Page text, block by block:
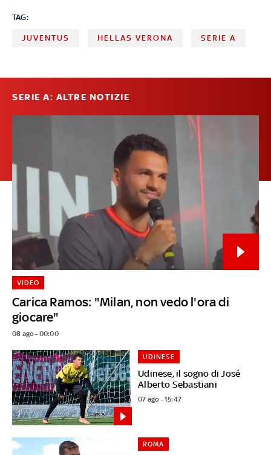
TAG:
JUVENTUS HELLAS VERONA SERIE A
SERIE A: ALTRE NOTIZIE
Carica Ramos: "Milan, non vedo l'ora di
giocare"
VIDEO
08 ago - 00:00
Udinese, il sogno di José
Alberto Sebastiani
UDINESE
07 ago - 15:47
ROMA